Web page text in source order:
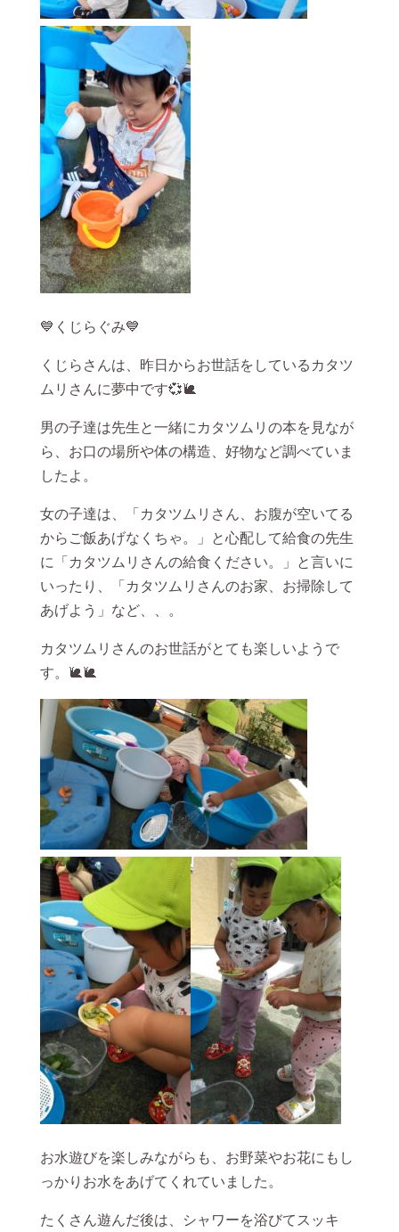
💙くじらぐみ💙
くじらさんは、昨日からお世話をしているカタツ
ムリさんに夢中です💞🐌
男の子達は先生と一緒にカタツムリの本を見なが
ら、お口の場所や体の構造、好物など調べていま
したよ。
女の子達は、「カタツムリさん、お腹が空いてる
からご飯あげなくちゃ。」と心配して給食の先生
に「カタツムリさんの給食ください。」と言いに
いったり、「カタツムリさんのお家、お掃除して
あげよう」など、、。
カタツムリさんのお世話がとても楽しいようで
す。🐌🐌
お水遊びを楽しみながらも、お野菜やお花にもし
っかりお水をあげてくれていました。
たくさん遊んだ後は、シャワーを浴びてスッキ